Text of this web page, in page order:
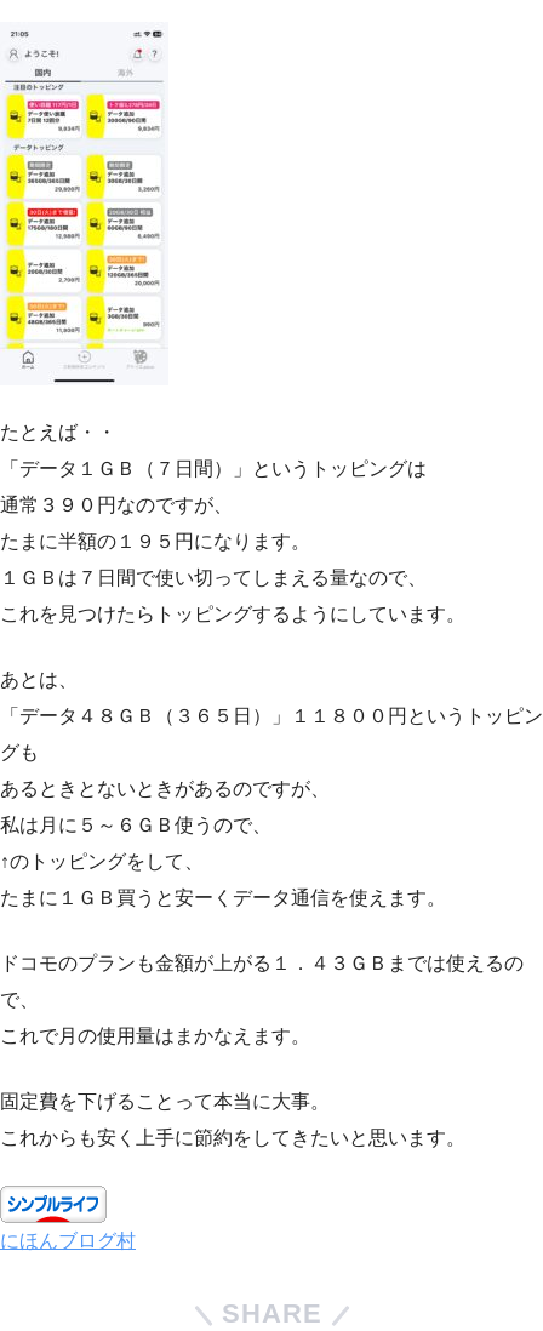
たとえば・・
「データ１ＧＢ（７日間）」というトッピングは
通常３９０円なのですが、
たまに半額の１９５円になります。
１ＧＢは７日間で使い切ってしまえる量なので、
これを見つけたらトッピングするようにしています。
あとは、
「データ４８ＧＢ（３６５日）」１１８００円というトッピン
グも
あるときとないときがあるのですが、
私は月に５～６ＧＢ使うので、
↑のトッピングをして、
たまに１ＧＢ買うと安ーくデータ通信を使えます。
ドコモのプランも金額が上がる１．４３ＧＢまでは使えるの
で、
これで月の使用量はまかなえます。
固定費を下げることって本当に大事。
これからも安く上手に節約をしてきたいと思います。
にほんブログ村
SHARE